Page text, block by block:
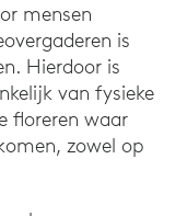
mensen
is
Hierdoor is
van fysieke
floreren waar
zowel op